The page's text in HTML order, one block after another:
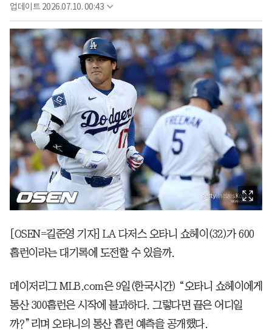
업데이트 2026.07.10. 00:43
[OSEN=길준영 기자] LA 다저스 오타니 쇼헤이(32)가 600
홈런이라는 대기록에 도전할 수 있을까.
메이저리그 MLB.com은 9일(한국시간) “오타니 쇼헤이에게
통산 300홈런은 시작에 불과하다. 그렇다면 끝은 어디일
까?”리며 오타니의 통산 홈런 예측을 공개했다.